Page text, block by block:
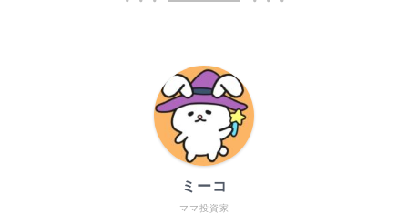
ママ投資家
ミーコ